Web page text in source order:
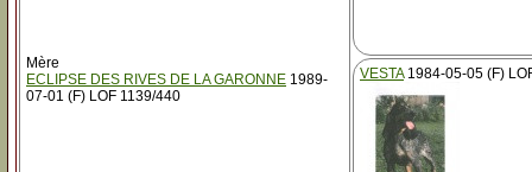
Mère
ECLIPSE DES RIVES DE LA GARONNE 1989-
07-01 (F) LOF 1139/440
VESTA1984-05-05 (F)